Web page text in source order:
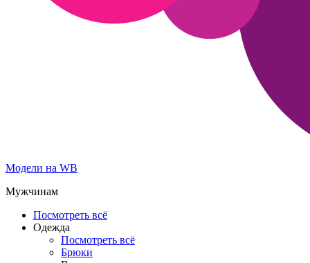
Модели на WB
Мужчинам
Посмотреть всё
Одежда
Посмотреть всё
Брюки